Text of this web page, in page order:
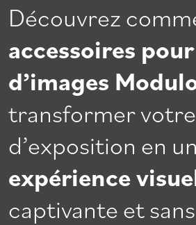
Découvrez
accessoires
d’images
transformer
d’exposition en
expérience
captivante et